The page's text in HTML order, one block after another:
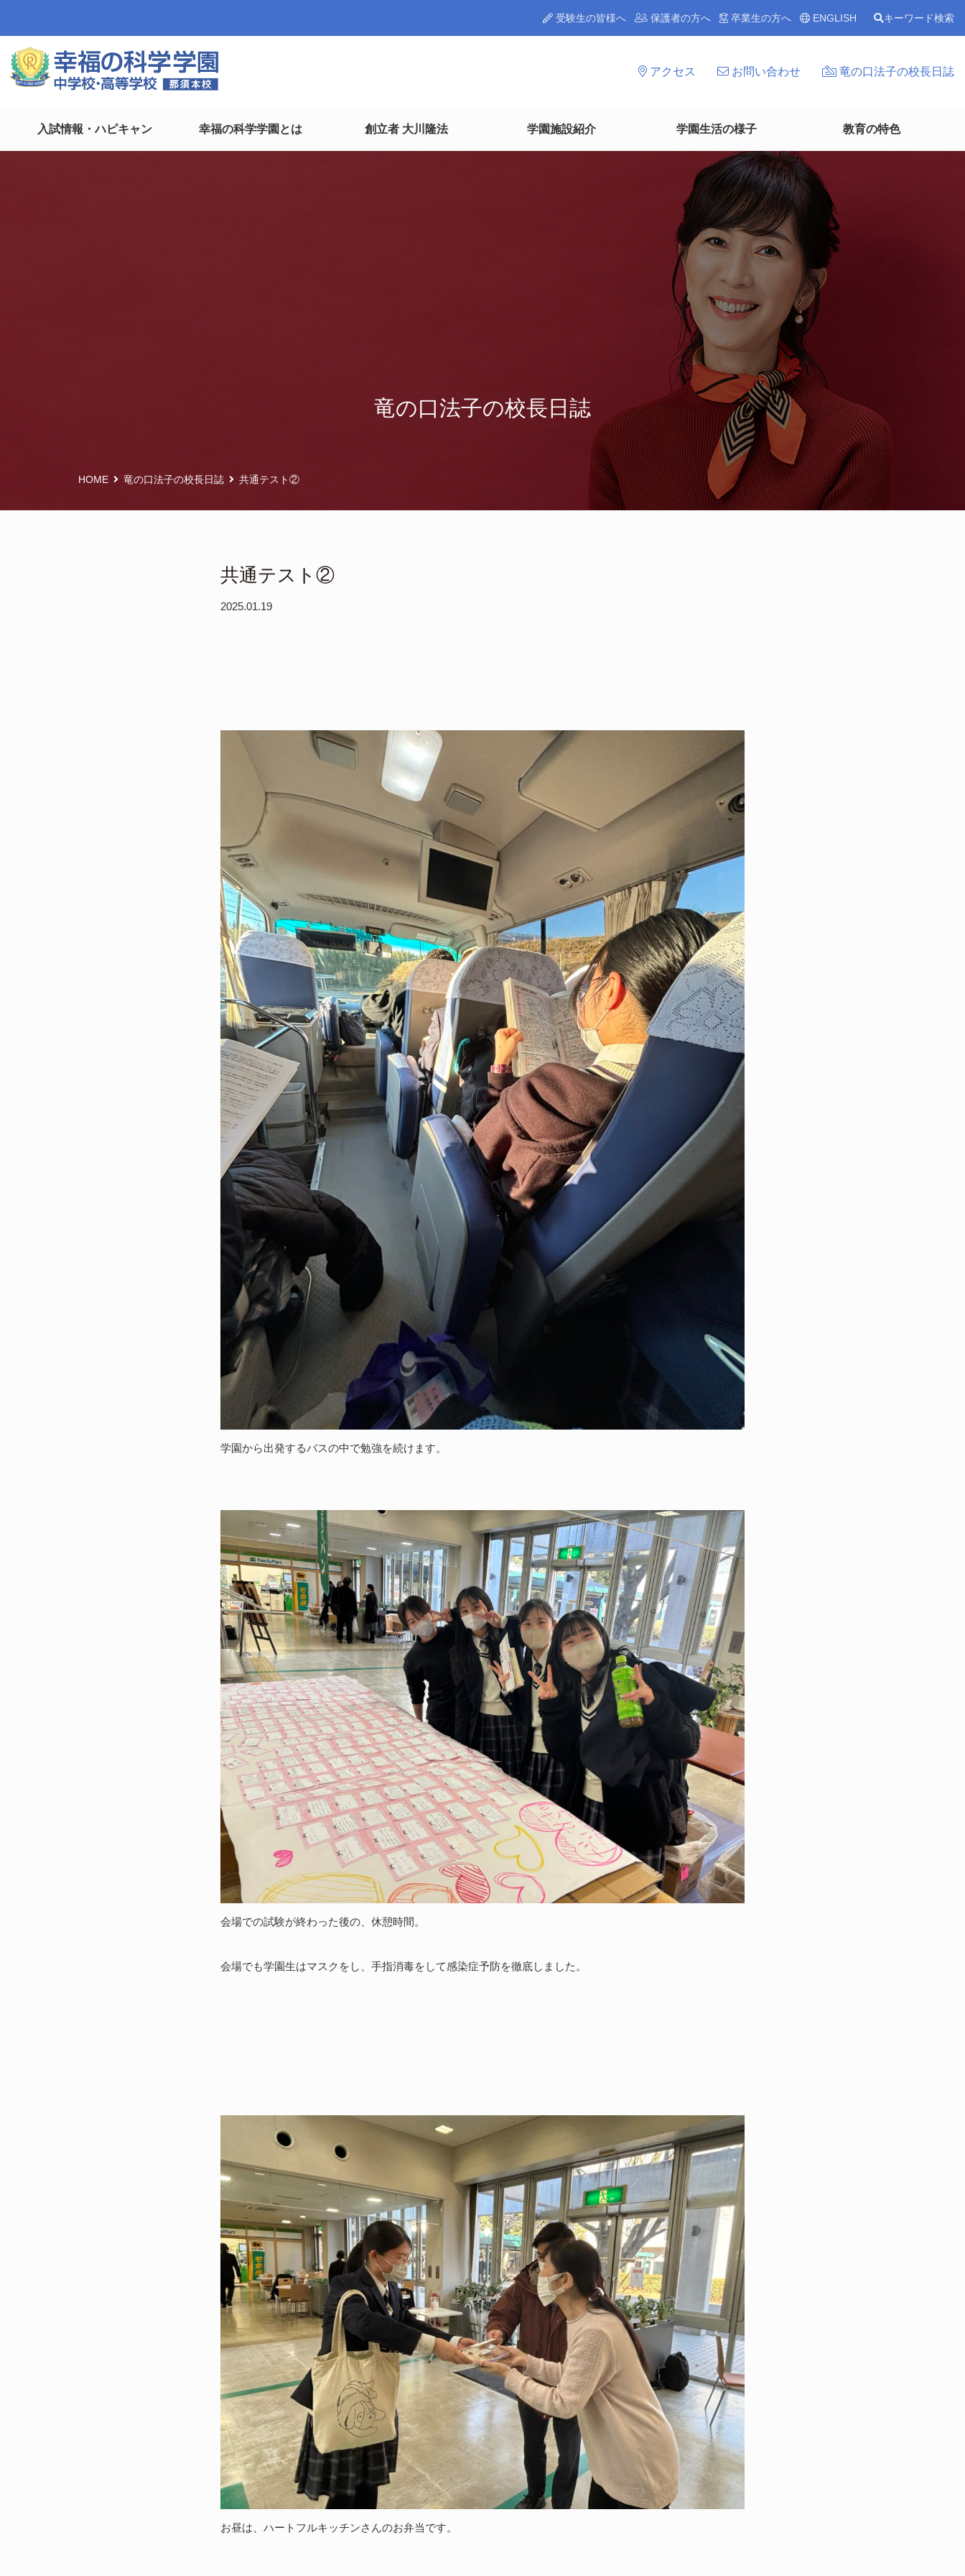
受験生の皆様へ 保護者の方へ 卒業生の方へ ENGLISH キーワード検索
アクセス お問い合わせ 竜の口法子の校長日誌
入試情報・ハピキャン 幸福の科学学園とは 創立者 大川隆法 学園施設紹介 学園生活の様子 教育の特色
竜の口法子の校長日誌
HOME 竜の口法子の校長日誌 共通テスト②
共通テスト②
2025.01.19
学園から出発するバスの中で勉強を続けます。
会場での試験が終わった後の、休憩時間。
会場でも学園生はマスクをし、手指消毒をして感染症予防を徹底しました。
お昼は、ハートフルキッチンさんのお弁当です。